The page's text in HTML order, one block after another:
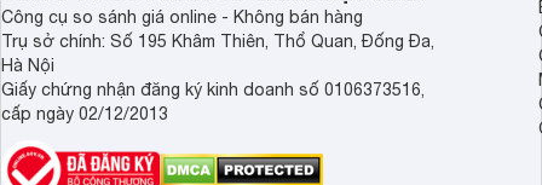
Công cụ so sánh giá online - Không bán hàng
Trụ sở chính: Số 195 Khâm Thiên, Thổ Quan, Đống Đa,
Hà Nội
Giấy chứng nhận đăng ký kinh doanh số 0106373516,
cấp ngày 02/12/2013